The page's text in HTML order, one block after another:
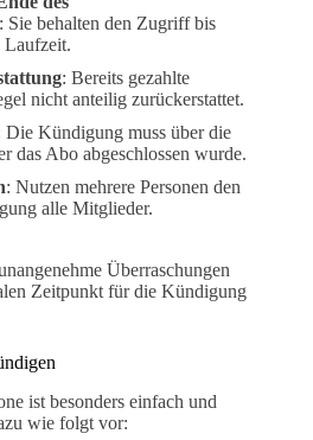
: Sie behalten den Zugriff bis
Laufzeit.
: Bereits gezahlte
nicht anteilig zurückerstattet.
Die Kündigung muss über die
das Abo abgeschlossen wurde.
: Nutzen mehrere Personen den
alle Mitglieder.
Überraschungen
Zeitpunkt für die Kündigung
ist besonders einfach und
wie folgt vor: